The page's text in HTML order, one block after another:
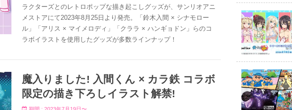
ラクターズとのレトロポップな描き起こしグッズが、サンリオアニ
メストアにて2023年8月25日より発売。「鈴木入間 × シナモロー
ル」「アリス × マイメロディ」「クララ × ハンギョドン」らのコ
ラボイラストを使用したグッズが多数ラインナップ！
魔入りました! 入間くん × カラ鉄 コラボ
限定の描き下ろしイラスト解禁!